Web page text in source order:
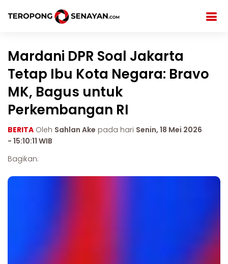
Mardani DPR Soal Jakarta
Tetap Ibu Kota Negara: Bravo
MK, Bagus untuk
Perkembangan RI
BERITA Oleh Sahlan Ake pada hari Senin, 18 Mei 2026
- 15:10:11 WIB
Bagikan: